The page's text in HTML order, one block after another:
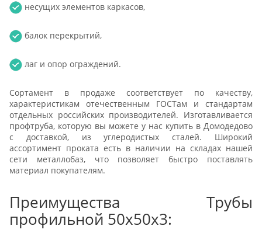
несущих элементов каркасов,
балок перекрытий,
лаг и опор ограждений.
Сортамент в продаже соответствует по качеству,
характеристикам отечественным ГОСТам и стандартам
отдельных российских производителей. Изготавливается
профтруба, которую вы можете у нас купить в Домодедово
с доставкой, из углеродистых сталей. Широкий
ассортимент проката есть в наличии на складах нашей
сети металлобаз, что позволяет быстро поставлять
материал покупателям.
Преимущества Трубы
профильной 50х50х3: